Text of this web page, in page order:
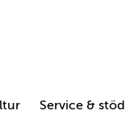
Service & stöd